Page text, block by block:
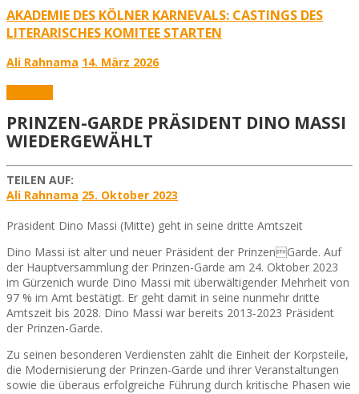
AKADEMIE DES KÖLNER KARNEVALS: CASTINGS DES
LITERARISCHES KOMITEE STARTEN
Ali Rahnama 14. März 2026
PRINZEN-GARDE PRÄSIDENT DINO MASSI
WIEDERGEWÄHLT
TEILEN AUF:
Ali Rahnama 25. Oktober 2023
Präsident Dino Massi (Mitte) geht in seine dritte Amtszeit
Dino Massi ist alter und neuer Präsident der PrinzenGarde. Auf
der Hauptversammlung der Prinzen-Garde am 24. Oktober 2023
im Gürzenich wurde Dino Massi mit überwältigender Mehrheit von
97 % im Amt bestätigt. Er geht damit in seine nunmehr dritte
Amtszeit bis 2028. Dino Massi war bereits 2013-2023 Präsident
der Prinzen-Garde.
Zu seinen besonderen Verdiensten zählt die Einheit der Korpsteile,
die Modernisierung der Prinzen-Garde und ihrer Veranstaltungen
sowie die überaus erfolgreiche Führung durch kritische Phasen wie